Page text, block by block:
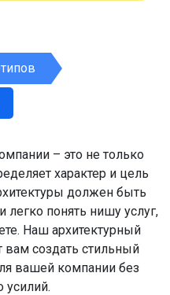
– это не только
характер и цель
должен быть
легко понять нишу услуг,
Наш архитектурный
вам создать стильный
вашей компании без
усилий.